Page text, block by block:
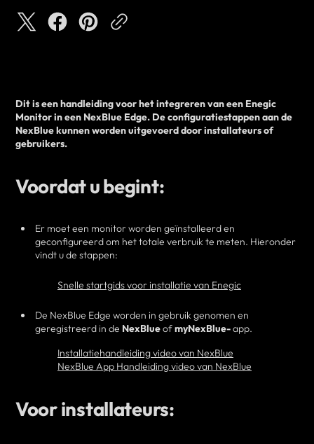
Dit is een handleiding voor het integreren van een Enegic
Monitor in een NexBlue Edge. De configuratiestappen aan de
NexBlue kunnen worden uitgevoerd door installateurs of
gebruikers.
Voordat u begint:
Er moet een monitor worden geïnstalleerd en
geconfigureerd om het totale verbruik te meten. Hieronder
vindt u de stappen:
Snelle startgids voor installatie van Enegic
De NexBlue Edge worden in gebruik genomen en
geregistreerd in de NexBlueofmyNexBlue-app.
Installatiehandleiding video van NexBlue
NexBlue App Handleiding video van NexBlue
Voor installateurs: